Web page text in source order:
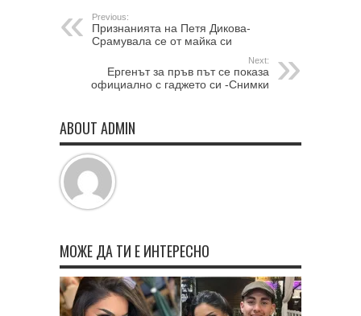
Previous:
Признанията на Петя Дикова-
Срамувала се от майка си
Next:
Ергенът за пръв път се показа
официално с гаджето си -Снимки
ABOUT ADMIN
МОЖЕ ДА ТИ Е ИНТЕРЕСНО